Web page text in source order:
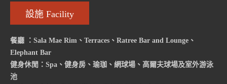
設施 Facility
餐廳 ：Sala Mae Rim、Terraces、Ratree Bar and Lounge、
Elephant Bar
健身休閒：Spa、健身房、瑜珈、網球場、高爾夫球場及室外游泳
池